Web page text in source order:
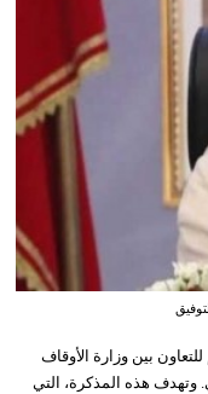
بين وزارة الأوقاف
وتهدف هذه المذكرة، التي